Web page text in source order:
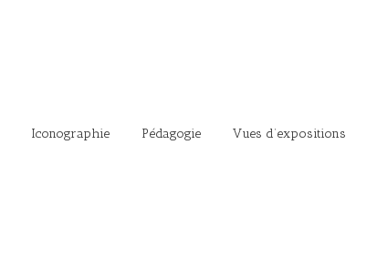
Iconographie Pédagogie Vues d’expositions